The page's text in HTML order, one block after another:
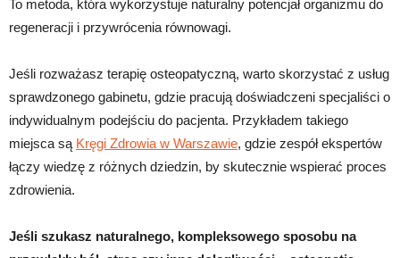
To metoda, która wykorzystuje naturalny potencjał organizmu do
regeneracji i przywrócenia równowagi.
Jeśli rozważasz terapię osteopatyczną, warto skorzystać z usług
sprawdzonego gabinetu, gdzie pracują doświadczeni specjaliści o
indywidualnym podejściu do pacjenta. Przykładem takiego
miejsca są Kręgi Zdrowia w Warszawie, gdzie zespół ekspertów
łączy wiedzę z różnych dziedzin, by skutecznie wspierać proces
zdrowienia.
Jeśli szukasz naturalnego, kompleksowego sposobu na